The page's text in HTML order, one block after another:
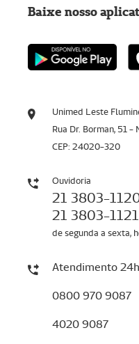
Unimed Leste
Rua Dr. Borman, 51 -
CEP: 24020-320
Ouvidoria
21 3803-
21 3803-1121
de segunda a sexta,
Atendimento 24h
0800 970 9087
4020 9087
Baixe nosso